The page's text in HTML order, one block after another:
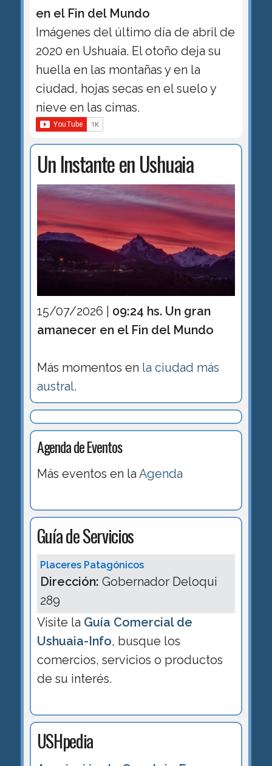
en el Fin del Mundo
Imágenes del último día de abril de
2020 en Ushuaia. El otoño deja su
huella en las montañas y en la
ciudad, hojas secas en el suelo y
nieve en las cimas.
Un Instante en Ushuaia
15/07/2026 | 09:24 hs. Un gran
amanecer en el Fin del Mundo
Más momentos en la ciudad más
austral.
Agenda de Eventos
Más eventos en la Agenda
Guía de Servicios
Placeres Patagónicos
Dirección: Gobernador Deloqui
289
Visite la Guía Comercial de
Ushuaia-Info, busque los
comercios, servicios o productos
de su interés.
USHpedia